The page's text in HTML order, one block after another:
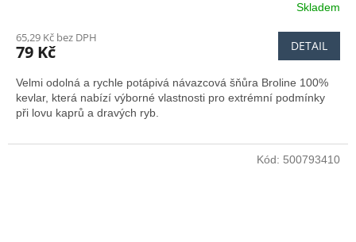
Skladem
65,29 Kč bez DPH
79 Kč DETAIL
Velmi odolná a rychle potápivá návazcová šňůra Broline 100%
kevlar, která nabízí výborné vlastnosti pro extrémní podmínky
při lovu kaprů a dravých ryb.
Kód: 500793410